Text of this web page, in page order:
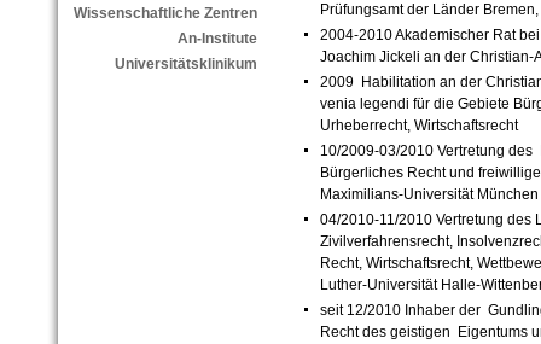
Wissenschaftliche Zentren
An-Institute
Universitätsklinikum
Prüfungsamt der Länder
2004-2010 Akademischer Rat
Joachim Jickeli an der Christian-
2009 Habilitation an der
venia legendi für die Gebiete
Urheberrecht, Wirtschaftsrecht
10/2009-03/2010 Vertretung
Bürgerliches Recht und
Maximilians-Universität München
04/2010-11/2010 Vertretung des
Zivilverfahrensrecht,
Recht, Wirtschaftsrecht,
Luther-Universität Halle-
seit 12/2010 Inhaber der
Recht des geistigen Eigentums